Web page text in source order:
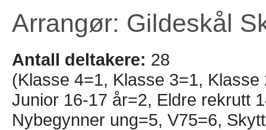
Arrangør: Gildeskål
Antall deltakere: 28
(Klasse 4=1, Klasse 3=1,
Junior 16-17 år=2, Eldre rekrutt
Nybegynner ung=5, V75=6,